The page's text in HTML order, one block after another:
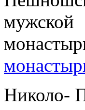
Николо-